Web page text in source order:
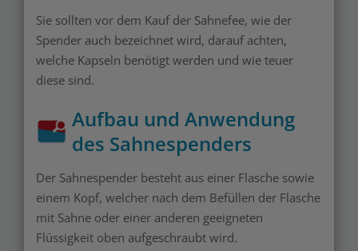
Sie sollten vor dem Kauf der Sahnefee, wie der
Spender auch bezeichnet wird, darauf achten,
welche Kapseln benötigt werden und wie teuer
diese sind.
Aufbau und Anwendung
des Sahnespenders
Der Sahnespender besteht aus einer Flasche sowie
einem Kopf, welcher nach dem Befüllen der Flasche
mit Sahne oder einer anderen geeigneten
Flüssigkeit oben aufgeschraubt wird.